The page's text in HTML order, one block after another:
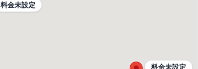
料金未設定
料金未設定